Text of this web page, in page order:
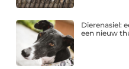
Dierenasiel:
een nieuw